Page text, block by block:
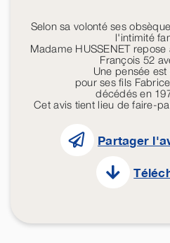
Selon sa volonté ses
l'intimité
Madame HUSSENET
François 52
Une pensée
pour ses fils
décédés en
Cet avis tient lieu de faire-
Partager